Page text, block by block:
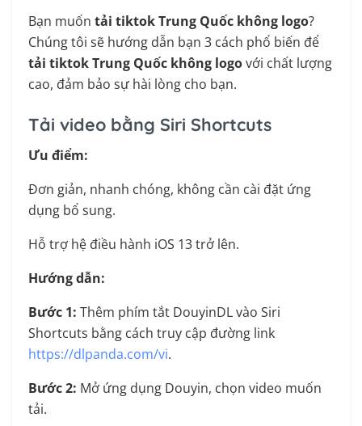
Bạn muốn tải tiktok Trung Quốc không logo?
Chúng tôi sẽ hướng dẫn bạn 3 cách phổ biến để
tải tiktok Trung Quốc không logovới chất lượng
cao, đảm bảo sự hài lòng cho bạn.
Tải video bằng Siri Shortcuts
Ưu điểm:
Đơn giản, nhanh chóng, không cần cài đặt ứng
dụng bổ sung.
Hỗ trợ hệ điều hành iOS 13 trở lên.
Hướng dẫn:
Bước 1: Thêm phím tắt DouyinDL vào Siri
Shortcuts bằng cách truy cập đường link
https://dlpanda.com/vi.
Bước 2: Mở ứng dụng Douyin, chọn video muốn
tải.